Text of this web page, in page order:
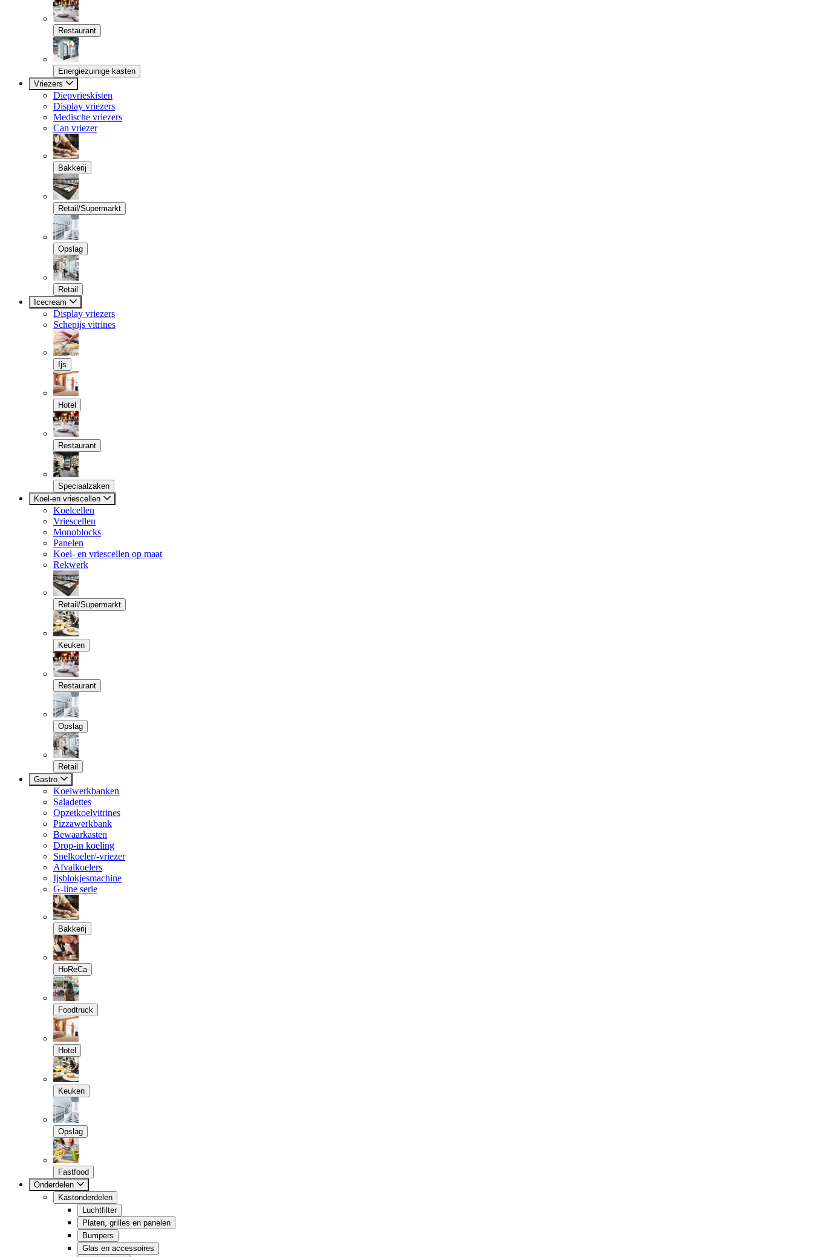
Restaurant
Energiezuinige kasten
Vriezers
Diepvrieskisten
Display vriezers
Medische vriezers
Can vriezer
Bakkerij
Retail/Supermarkt
Opslag
Retail
Icecream
Display vriezers
Schepijs vitrines
Ijs
Hotel
Restaurant
Speciaalzaken
Koel-en vriescellen
Koelcellen
Vriescellen
Monoblocks
Panelen
Koel- en vriescellen op maat
Rekwerk
Retail/Supermarkt
Keuken
Restaurant
Opslag
Retail
Gastro
Koelwerkbanken
Saladettes
Opzetkoelvitrines
Pizzawerkbank
Bewaarkasten
Drop-in koeling
Snelkoeler/-vriezer
Afvalkoelers
Ijsblokjesmachine
G-line serie
Bakkerij
HoReCa
Foodtruck
Hotel
Keuken
Opslag
Fastfood
Onderdelen
Kastonderdelen
Luchtfilter
Platen, grilles en panelen
Bumpers
Glas en accessoires